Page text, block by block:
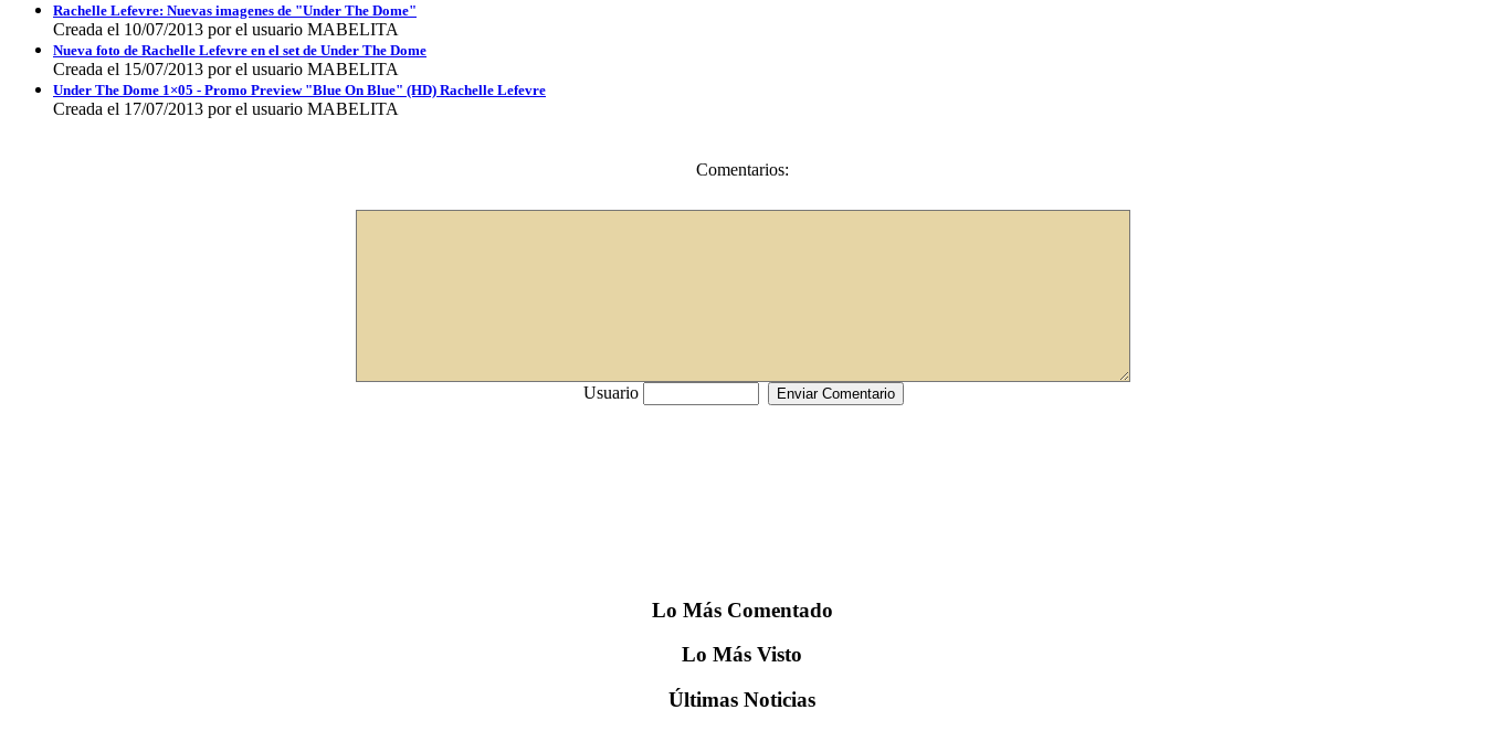
Rachelle Lefevre: Nuevas imagenes de "Under The Dome"
Creada el 10/07/2013 por el usuario MABELITA
Nueva foto de Rachelle Lefevre en el set de Under The Dome
Creada el 15/07/2013 por el usuario MABELITA
Under The Dome 1×05 - Promo Preview "Blue On Blue" (HD) Rachelle Lefevre
Creada el 17/07/2013 por el usuario MABELITA
Comentarios:
Usuario
Lo MásComentado
LoMás Visto
Últimas Noticias